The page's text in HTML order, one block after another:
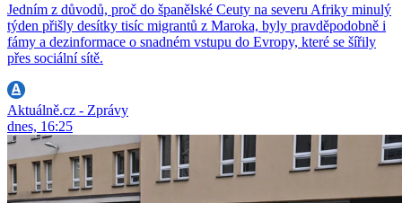
Jedním z důvodů, proč do španělské Ceuty na severu Afriky minulý
týden přišly desítky tisíc migrantů z Maroka, byly pravděpodobně i
fámy a dezinformace o snadném vstupu do Evropy, které se šířily
přes sociální sítě.
Aktuálně.cz - Zprávy
dnes, 16:25